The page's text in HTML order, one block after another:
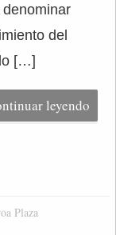
del
[…]
leyendo
Plaza